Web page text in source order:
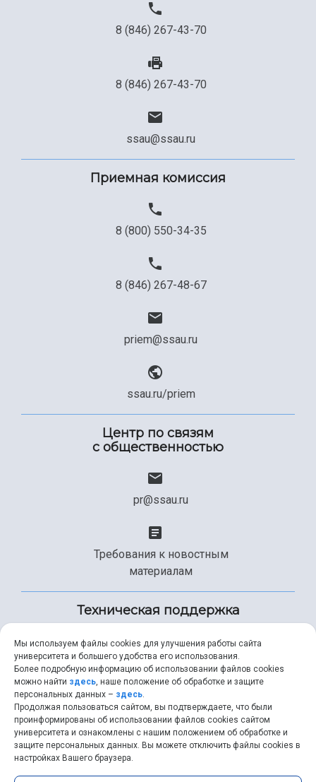
8 (846) 267-43-70
8 (846) 267-43-70
ssau@ssau.ru
Приемная комиссия
8 (800) 550-34-35
8 (846) 267-48-67
priem@ssau.ru
ssau.ru/priem
Центр по связям
с общественностью
pr@ssau.ru
Требования к новостным
материалам
Техническая поддержка
+7 (846) 267-49-99
help@ssau.ru
Мы используем файлы cookies для улучшения работы сайта
университета и большего удобства его использования.
Более подробную информацию об использовании файлов cookies
можно найти здесь, наше положение об обработке и защите
персональных данных – здесь.
Продолжая пользоваться сайтом, вы подтверждаете, что были
проинформированы об использовании файлов cookies сайтом
университета и ознакомлены с нашим положением об обработке и
защите персональных данных. Вы можете отключить файлы cookies в
настройках Вашего браузера.